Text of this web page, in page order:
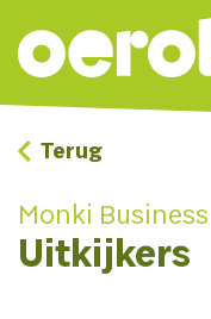
Terug
Monki Business
Uitkijkers